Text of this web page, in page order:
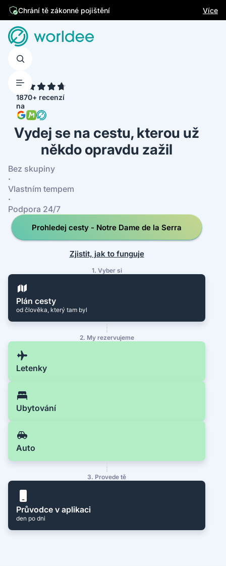
Chrání tě zákonné pojištění
Více
1870+ recenzí
na
Vydej se na cestu, kterou už
někdo opravdu zažil
Bez skupiny
·
Vlastním tempem
·
Podpora 24/7
Prohledej cesty - Notre Dame de la Serra
Zjistit, jak to funguje
1. Vyber si
Plán cesty
od člověka, který tam byl
2. My rezervujeme
Letenky
Ubytování
Auto
3. Provede tě
Průvodce v aplikaci
den po dni